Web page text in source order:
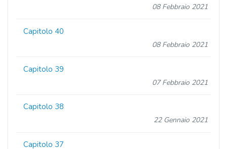
08 Febbraio 2021
Capitolo 40
08 Febbraio 2021
Capitolo 39
07 Febbraio 2021
Capitolo 38
22 Gennaio 2021
Capitolo 37